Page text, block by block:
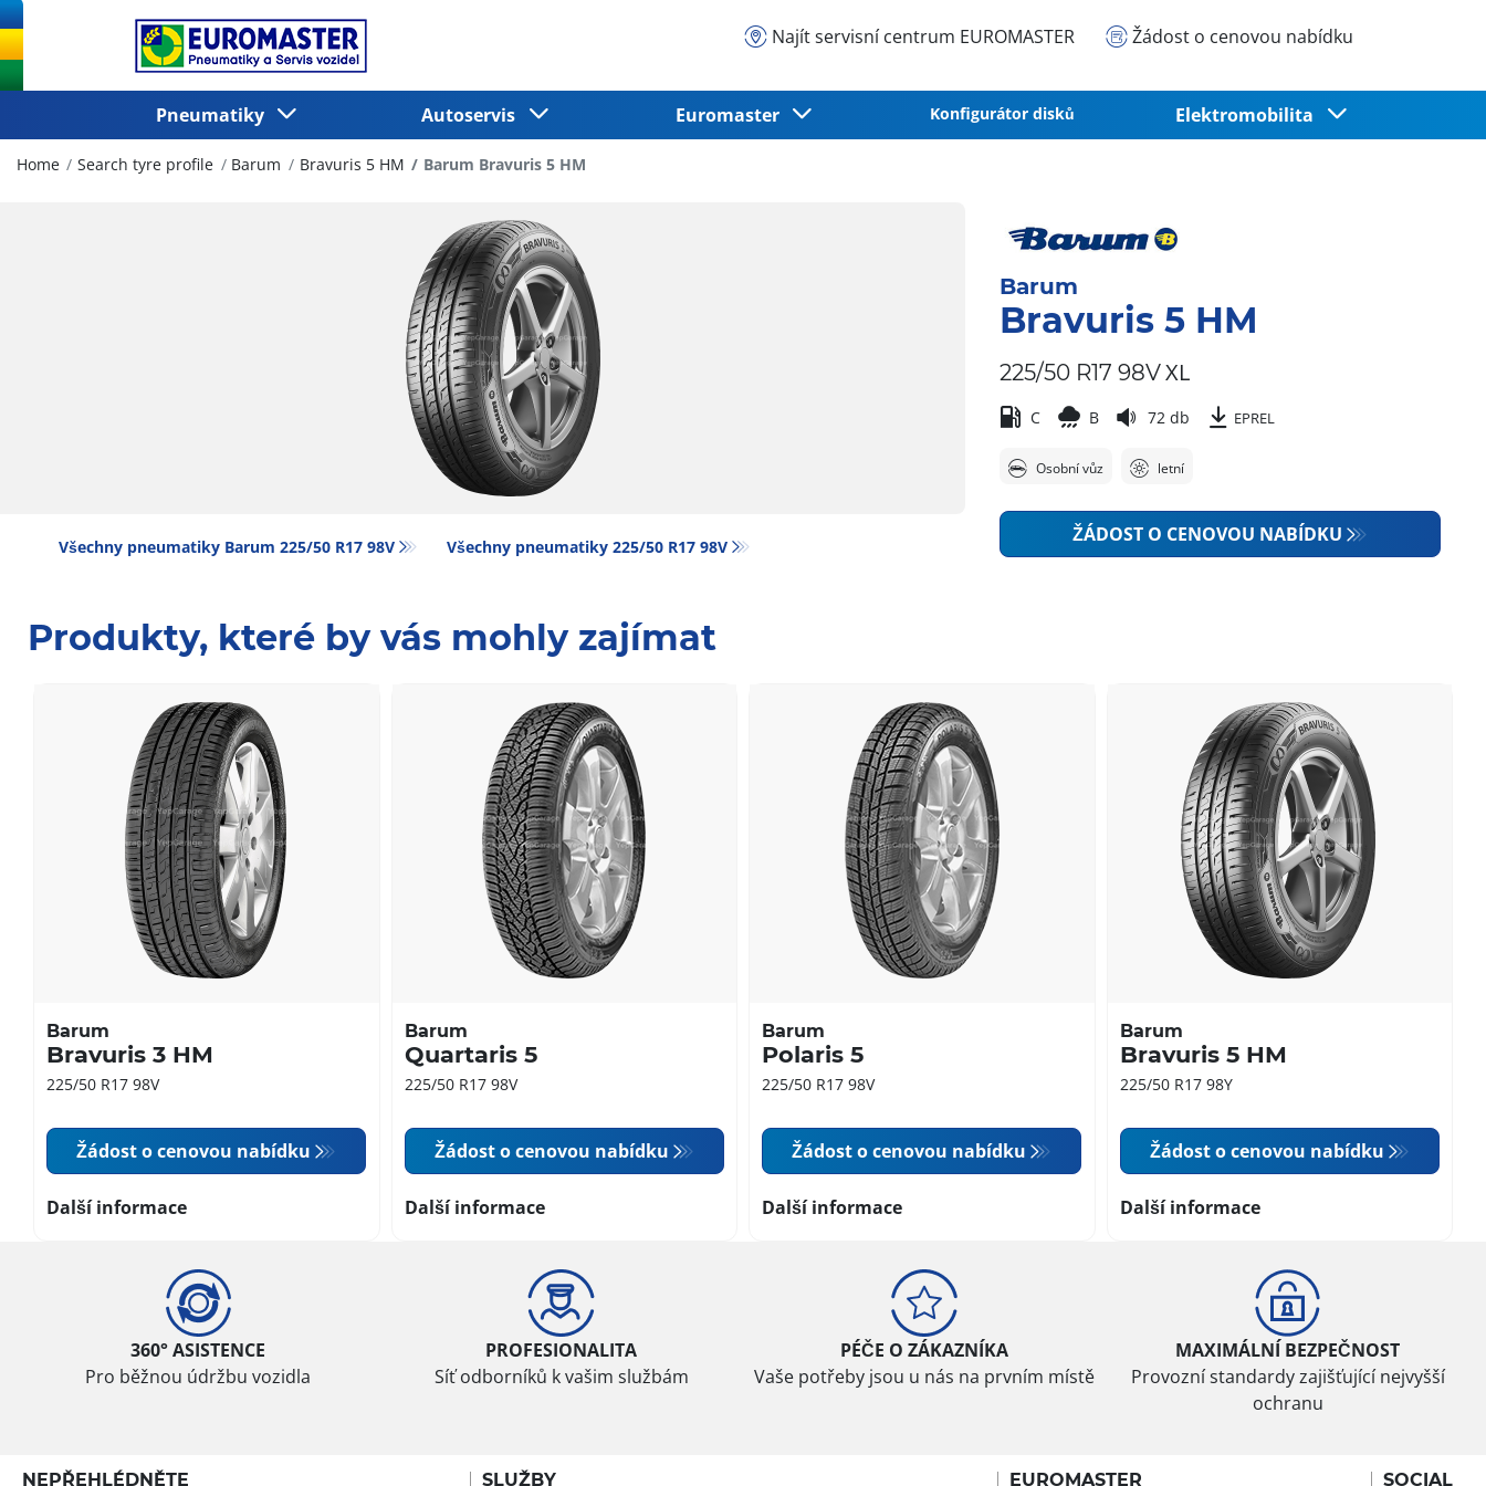
Najít servisní centrum EUROMASTER Žádost o cenovou nabídku
Pneumatiky Autoservis Euromaster Konfigurátor disků Elektromobilita
Home Search tyre profile Barum Bravuris 5 HM Barum Bravuris 5 HM
Všechny pneumatiky Barum 225/50 R17 98V Všechny pneumatiky‎ 225/50 R17 98V
Barum
Bravuris 5 HM
225/50 R17 98VXL
C B 72 db EPREL
Osobní vůz letní
ŽÁDOST O CENOVOU NABÍDKU
Produkty, které by vás mohly zajímat
Barum
Bravuris 3 HM
225/50 R17 98V
Žádost o cenovou nabídku
Další informace
Barum
Quartaris 5
225/50 R17 98V
Žádost o cenovou nabídku
Další informace
Barum
Polaris 5
225/50 R17 98V
Žádost o cenovou nabídku
Další informace
Barum
Bravuris 5 HM
225/50 R17 98Y
Žádost o cenovou nabídku
Další informace
360° ASISTENCE
Pro běžnou údržbu vozidla
PROFESIONALITA
Síť odborníků k vašim službám
PÉČE O ZÁKAZNÍKA
Vaše potřeby jsou u nás na prvním místě
MAXIMÁLNÍ BEZPEČNOST
Provozní standardy zajišťující nejvyšší
ochranu
NEPŘEHLÉDNĚTE SLUŽBY EUROMASTER SOCIAL